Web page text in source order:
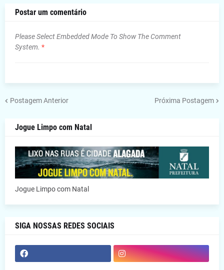
Postar um comentário
Please Select Embedded Mode To Show The Comment
System. *
Postagem Anterior Próxima Postagem
Jogue Limpo com Natal
Jogue Limpo com Natal
SIGA NOSSAS REDES SOCIAIS